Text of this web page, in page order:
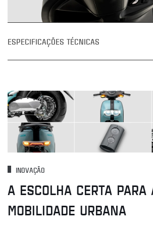
ESPECIFICAÇÕES TÉCNICAS
INOVAÇÃO
A ESCOLHA CERTA PARA
MOBILIDADE URBANA